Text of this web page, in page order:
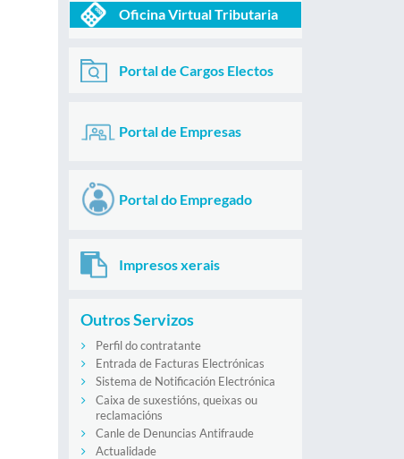
Oficina Virtual Tributaria
Portal de Cargos Electos
Portal de Empresas
Portal do Empregado
Impresos xerais
Outros Servizos
Perfil do contratante
Entrada de Facturas Electrónicas
Sistema de Notificación Electrónica
Caixa de suxestións, queixas ou
reclamacións
Canle de Denuncias Antifraude
Actualidade